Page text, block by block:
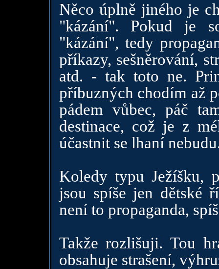
Něco úplně jiného je
"kázání". Pokud je
"kázání", tedy
příkazy, sešněrování,
atd. - tak toto ne.
příbuzných chodím až
pádem vůbec, páč
destinace, což je z
účastnit se lhaní
Koledy typu Ježíšku,
jsou spíše jen dětské
není to propaganda,
Takže rozlišuji. Tou
obsahuje strašení,